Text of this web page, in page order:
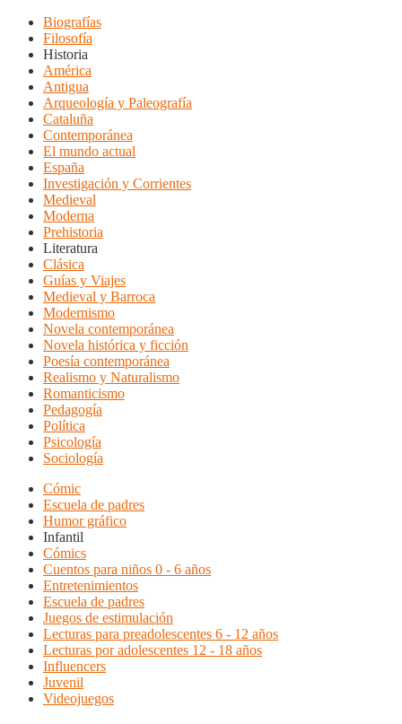
Biografías
Filosofía
Historia
América
Antigua
Arqueología y Paleografía
Cataluña
Contemporánea
El mundo actual
España
Investigación y Corrientes
Medieval
Moderna
Prehistoria
Literatura
Clásica
Guías y Viajes
Medieval y Barroca
Modernismo
Novela contemporánea
Novela histórica y ficción
Poesía contemporánea
Realismo y Naturalismo
Romanticismo
Pedagogía
Política
Psicología
Sociología
Cómic
Escuela de padres
Humor gráfico
Infantil
Cómics
Cuentos para niños 0 - 6 años
Entretenimientos
Escuela de padres
Juegos de estimulación
Lecturas para preadolescentes 6 - 12 años
Lecturas por adolescentes 12 - 18 años
Influencers
Juvenil
Videojuegos